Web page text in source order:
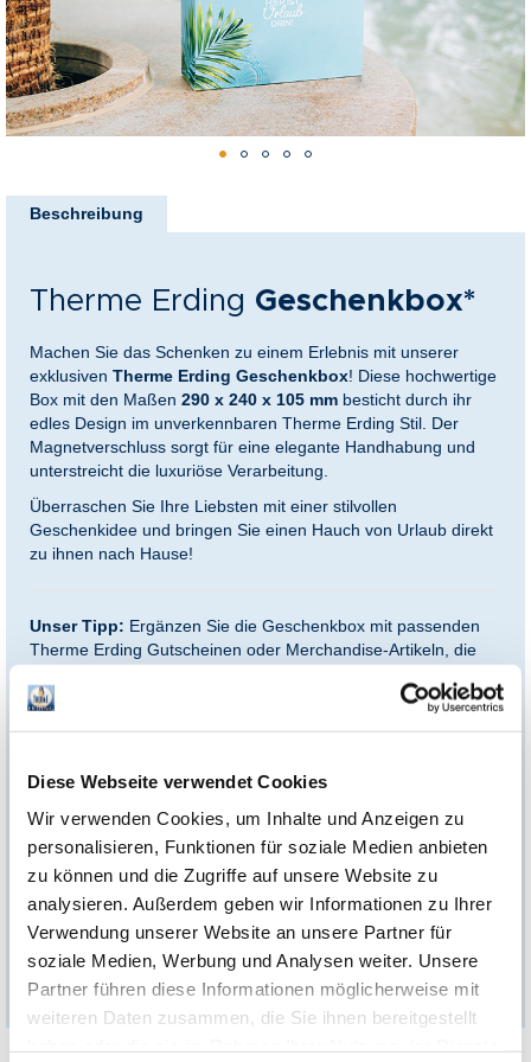
Diese Webseite verwendet Cookies
Wir verwenden Cookies, um Inhalte und Anzeigen zu
personalisieren, Funktionen für soziale Medien anbieten
zu können und die Zugriffe auf unsere Website zu
analysieren. Außerdem geben wir Informationen zu Ihrer
Verwendung unserer Website an unsere Partner für
soziale Medien, Werbung und Analysen weiter. Unsere
Partner führen diese Informationen möglicherweise mit
weiteren Daten zusammen, die Sie ihnen bereitgestellt
Anfang
Beschreibung
Therme Erding Geschenkbox*
Machen Sie das Schenken zu einem Erlebnis mit unserer
exklusiven Therme Erding Geschenkbox! Diese hochwertige
Box mit den Maßen 290 x 240 x 105 mm besticht durch ihr
edles Design im unverkennbaren Therme Erding Stil. Der
Magnetverschluss sorgt für eine elegante Handhabung und
unterstreicht die luxuriöse Verarbeitung.
Überraschen Sie Ihre Liebsten mit einer stilvollen
Geschenkidee und bringen Sie einen Hauch von Urlaub direkt
zu ihnen nach Hause!
Unser Tipp: Ergänzen Sie die Geschenkbox mit passenden
Therme Erding Gutscheinen oder Merchandise-Artikeln, die
individuelles Präsent zusammen.
Ein besonderes Highlight:Die Geschenkbox überzeugt mit
zusätzliche Gutscheine. Duftkerze, Peelingsalz, Gin, Plüsch-
jedes Element hat seinen festen Platz. Damit wird die Box nicht
nur zu einem echten Blickfang, sondern auch zu einemfertig
verpackten Geschenk, das sofort Freude bereitet!
*Das abgebildete Bild dient nur zur Veranschaulichung. Die
gezeigten Gutscheine sowie die Produkte sind nicht im Preis
für Paare
für Familien